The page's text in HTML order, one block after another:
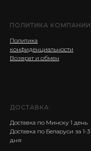
ПОЛИТИКА
Политика
конфиденциальности
Возврат и обмен
ДОСТАВКА:
Доставка по Минску 1 день
Доставка по Беларуси за 1-3
дня